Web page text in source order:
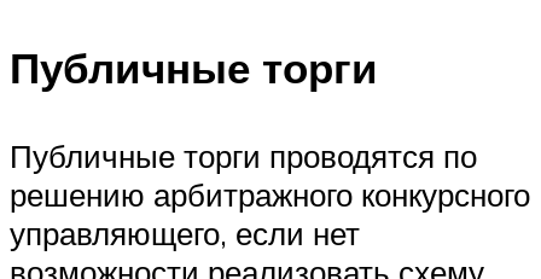
Публичные торги
Публичные торги проводятся по
решению арбитражного конкурсного
управляющего, если нет